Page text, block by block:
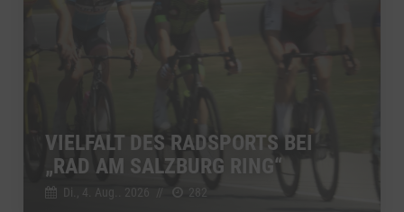
VIELFALT DES RADSPORTS BEI
„RAD AM SALZBURG RING“
Di., 4. Aug.. 2026 // 282